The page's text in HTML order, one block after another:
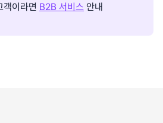
이라면 B2B 서비스 안내